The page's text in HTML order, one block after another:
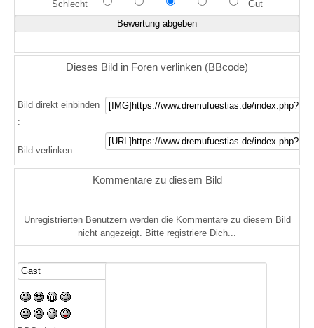
Schlecht Gut
Dieses Bild in Foren verlinken (BBcode)
Bild direkt einbinden
:
Bild verlinken :
Kommentare zu diesem Bild
Unregistrierten Benutzern werden die Kommentare zu diesem Bild
nicht angezeigt. Bitte registriere Dich...